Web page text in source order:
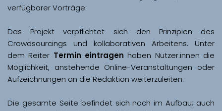
Das Projekt verpflichtet sich den Prinzipien des
Crowdsourcings und kollaborativen Arbeitens. Unter
dem Reiter Termin eintragen haben Nutzer:innen die
Möglichkeit, anstehende Online-Veranstaltungen oder
Aufzeichnungen an die Redaktion weiterzuleiten.
Die gesamte Seite befindet sich noch im Aufbau; auch